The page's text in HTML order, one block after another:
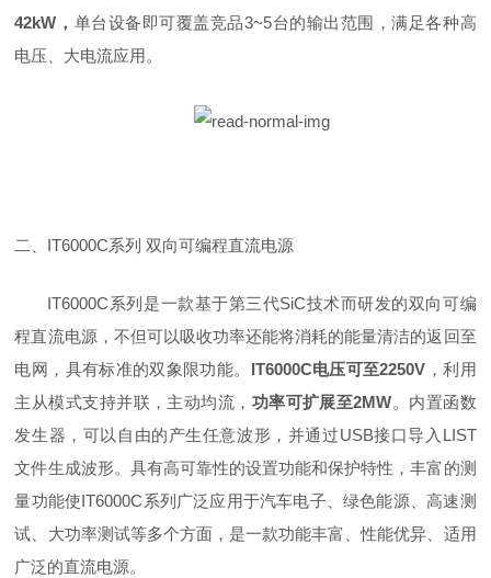
42kW， 单台设备即可覆盖竞品3~5台的输出范围，满足各种高
电压、大电流应用。
二、IT6000C系列 双向可编程直流电源
IT6000C系列是一款基于第三代SiC技术而研发的双向可编
程直流电源，不但可以吸收功率还能将消耗的能量清洁的返回至
电网，具有标准的双象限功能。 IT6000C电压可至2250V ，利用
主从模式支持并联，主动均流， 功率可扩展至2MW。内置函数
发生器，可以自由的产生任意波形，并通过USB接口导入LIST
文件生成波形。具有高可靠性的设置功能和保护特性，丰富的测
量功能使IT6000C系列广泛应用于汽车电子、绿色能源、高速测
试、大功率测试等多个方面，是一款功能丰富、性能优异、适用
广泛的直流电源。